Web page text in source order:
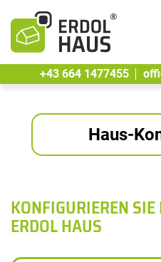
+43 664 1477455
Haus-
KONFIGURIEREN
ERDOL HAUS